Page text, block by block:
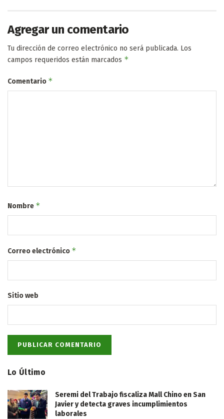
Agregar un comentario
Tu dirección de correo electrónico no será publicada. Los
campos requeridos están marcados *
Comentario *
Nombre *
Correo electrónico *
Sitio web
Lo Último
Seremi del Trabajo fiscaliza Mall Chino en San
Javier y detecta graves incumplimientos
laborales